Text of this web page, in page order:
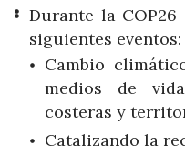
Durante la COP26
siguientes eventos:
Cambio
medios de
costeras y
Catalizando la